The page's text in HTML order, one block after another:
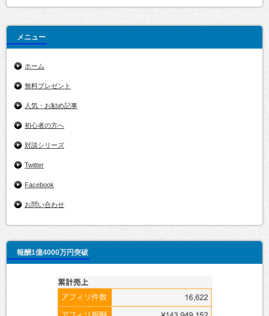
メニュー
ホーム
無料プレゼント
人気・お勧め記事
初心者の方へ
対談シリーズ
Twitter
Facebook
お問い合わせ
報酬1億4000万円突破